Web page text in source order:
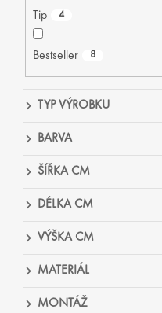
Tip 4
Bestseller 8
BARVA
DÉLKA CM
MATERIÁL
MONTÁŽ
ŠÍŘKA CM
TYP VÝROBKU
VÝŠKA CM